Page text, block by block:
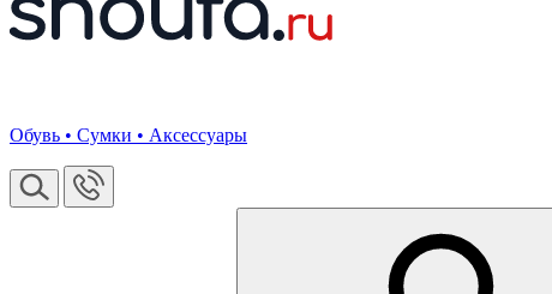
Обувь • Сумки • Аксессуары